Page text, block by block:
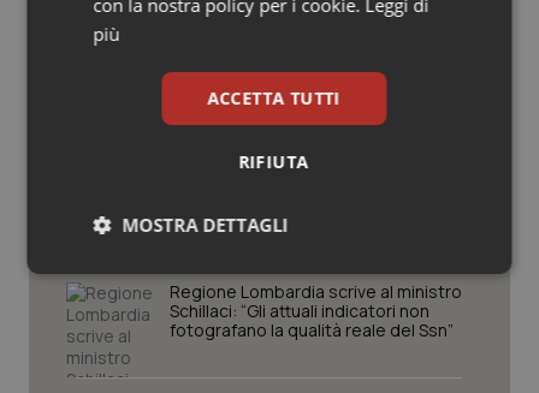
Tumori del Polmone & Testa Collo
Tumori gastrointestinali
Ulcera & Reflusso
Vaccini
Lombardia
comprendere il presente
Regione Lombardia scrive al ministro
Schillaci: “Gli attuali indicatori non
fotografano la qualità reale del Ssn”
più
ACCETTA TUTTI
RIFIUTA
MOSTRA DETTAGLI
Necessari Statistici Marketing